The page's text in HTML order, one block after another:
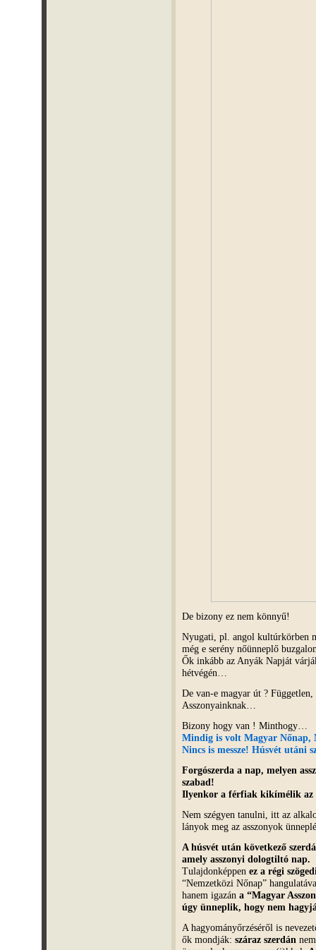
De bizony ez nem könnyű!
Nyugati, pl. angol kultúrkörben
még e serény nőünneplő
Ők inkább az Anyák Napját
hétvégén…
De van-e magyar út ? Független,
Asszonyainknak…
Bizony hogy van ! Minthogy…
Mindig is volt Magyar Nőnap,
Nincs is messze!Húsvét utáni
Forgószerda a nap, melyen
szabad!
Ilyenkor a férfiak kikímélik az
Nem szégyen tanulni, itt az
lányok meg az asszonyok
A húsvét után következő
amely asszonyi dologtiltó nap.
Tulajdonképpen ez a régi
“Nemzetközi Nőnap”
hanem igazán a “Magyar
úgy ünneplik, hogy nem
A hagyományőrzéséről is
ők mondják:száraz szerdán